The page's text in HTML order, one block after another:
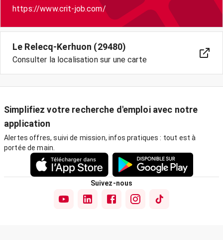
https://www.crit-job.com/
Le Relecq-Kerhuon (29480)
Consulter la localisation sur une carte
Simplifiez votre recherche d'emploi avec notre
application
Alertes offres, suivi de mission, infos pratiques : tout est à
portée de main.
Suivez-nous